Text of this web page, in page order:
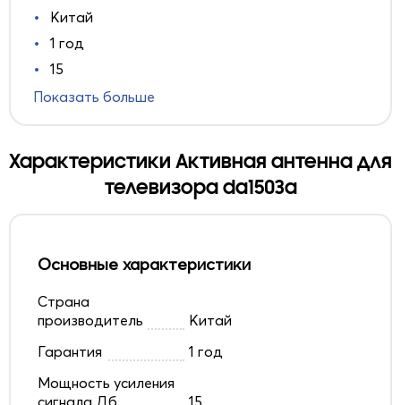
Китай
1 год
15
Показать больше
Характеристики Активная антенна для
телевизора da1503a
Основные характеристики
Страна
производитель
Китай
Гарантия
1 год
Мощность усиления
сигнала Дб
15